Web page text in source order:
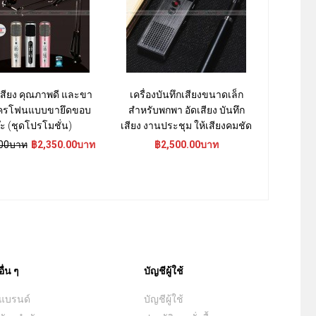
สียง คุณภาพดี และขา
รโฟนแบบขายึดขอบ
(ชุดโปรโมชั่น)
บาท ฿2,350.00บาท
เครื่องบันทึกเสียงขนาดเล็ก
สำหรับพกพา อัดเสียง บันทึก
เสียง งานประชุม ให้เสียงคมชัด
฿2,500.00บาท
น ๆ
บรนด์
บัญชีผู้ใช้
บัญชีผู้ใช้